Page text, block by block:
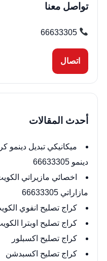
تواصل معنا
66633305
اتصال
أحدث المقالات
ميكانيكي تبديل دينمو
دينمو 66633305
اخصائي مازيراتي
مازاراتي 66633305
كراج تصليح انفوي الكويت 66633305 اخصائي
كراج تصليح اوبترا
كراج تصليح اكسبلور
كراج تصليح اكسبدشن